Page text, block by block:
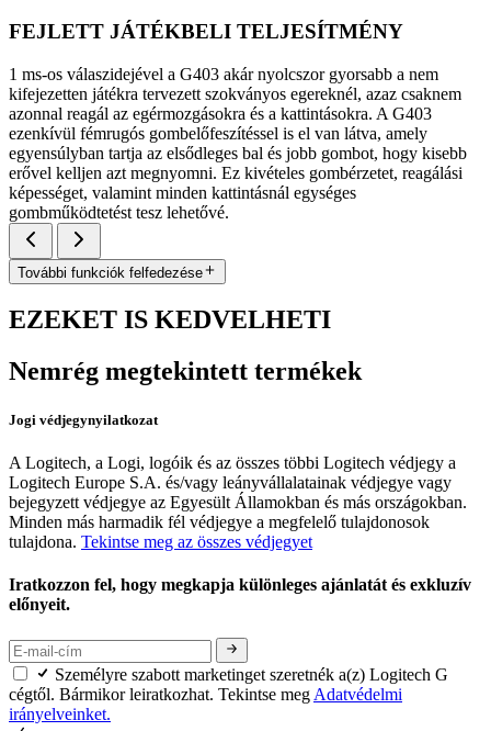
FEJLETT JÁTÉKBELI TELJESÍTMÉNY
1 ms-os válaszidejével a G403 akár nyolcszor gyorsabb a nem
kifejezetten játékra tervezett szokványos egereknél, azaz csaknem
azonnal reagál az egérmozgásokra és a kattintásokra. A G403
ezenkívül fémrugós gombelőfeszítéssel is el van látva, amely
egyensúlyban tartja az elsődleges bal és jobb gombot, hogy kisebb
erővel kelljen azt megnyomni. Ez kivételes gombérzetet, reagálási
képességet, valamint minden kattintásnál egységes
gombműködtetést tesz lehetővé.
További funkciók felfedezése
EZEKET IS KEDVELHETI
Nemrég megtekintett termékek
Jogi védjegynyilatkozat
A Logitech, a Logi, logóik és az összes többi Logitech védjegy a
Logitech Europe S.A. és/vagy leányvállalatainak védjegye vagy
bejegyzett védjegye az Egyesült Államokban és más országokban.
Minden más harmadik fél védjegye a megfelelő tulajdonosok
tulajdona. Tekintse meg az összes védjegyet
Iratkozzon fel, hogy megkapja különleges ajánlatát és exkluzív
előnyeit.
Személyre szabott marketinget szeretnék a(z) Logitech G
cégtől. Bármikor leiratkozhat. Tekintse meg Adatvédelmi
irányelveinket.